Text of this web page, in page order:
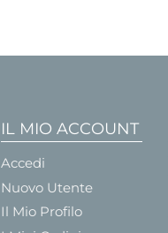
IL MIO ACCOUNT
Accedi
Nuovo Utente
Il Mio Profilo